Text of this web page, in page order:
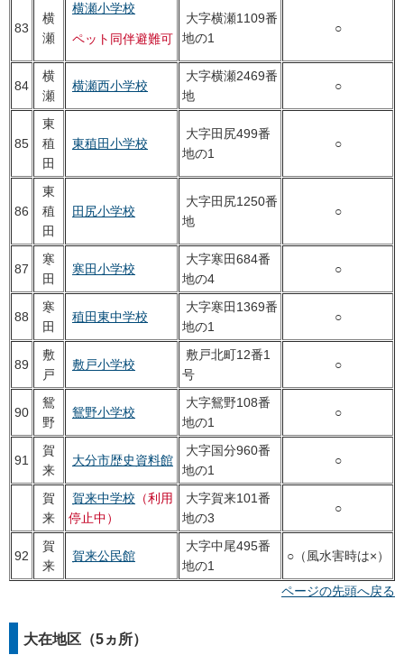
83
横
瀬
横瀬小学校
ペット同伴避難可
大字横瀬1109番
地の1
○
84
横
瀬
横瀬西小学校
大字横瀬2469番
地
○
85
東
稙
田
東稙田小学校
大字田尻499番
地の1
○
86
東
稙
田
田尻小学校
大字田尻1250番
地
○
87
寒
田
寒田小学校
大字寒田684番
地の4
○
88
寒
田
稙田東中学校
大字寒田1369番
地の1
○
89
敷
戸
敷戸小学校
敷戸北町12番1
号
○
90
鴛
野
鴛野小学校
大字鴛野108番
地の1
○
91
賀
来
大分市歴史資料館
大字国分960番
地の1
○
賀
来
賀来中学校 （利用
停止中）
大字賀来101番
地の3
○
92
賀
来
賀来公民館
大字中尾495番
地の1
○（風水害時は×）
ページの先頭へ戻る
大在地区（5ヵ所）